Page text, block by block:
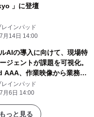
」に登壇
インパッド
月14日 14:00
AIの導入に向けて、現場特
ジェントが課題を可視化。
AAA、作業映像から業務改
る「COROKO Analytics」
インパッド
月6日 14:00
っと見る